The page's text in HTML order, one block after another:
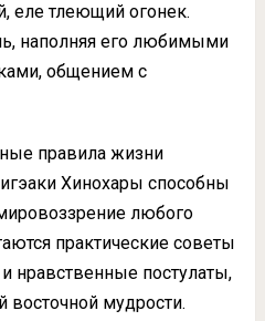
еле тлеющий огонек.
наполняя его любимыми
общением с
правила жизни
Хинохары способны
любого
практические советы
нравственные постулаты,
восточной мудрости.